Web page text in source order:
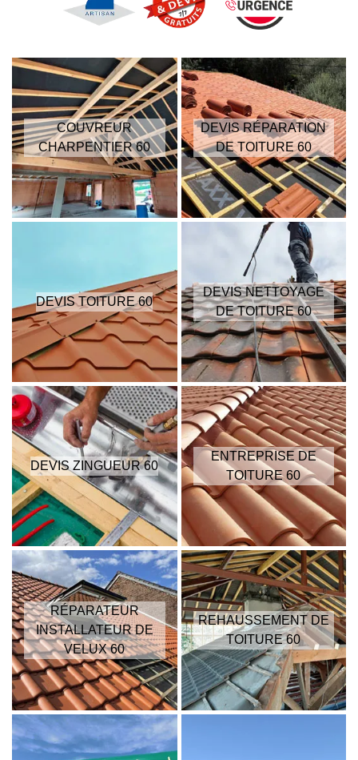
COUVREUR
CHARPENTIER 60
DEVIS RÉPARATION
DE TOITURE 60
DEVIS TOITURE 60
DEVIS NETTOYAGE
DE TOITURE 60
DEVIS ZINGUEUR 60
ENTREPRISE DE
TOITURE 60
RÉPARATEUR
INSTALLATEUR DE
VELUX 60
REHAUSSEMENT DE
TOITURE 60